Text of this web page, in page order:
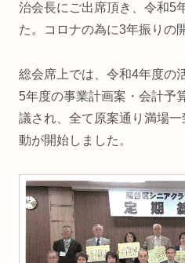
治会長にご出席頂き、令和5
た。コロナの為に3年振りの
総会席上では、令和4年度の
5年度の事業計画案・会計予
議され、全て原案通り満場
動が開始しました。